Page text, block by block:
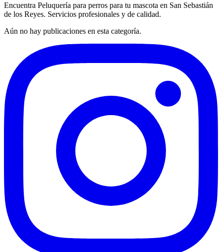
Encuentra Peluquería para perros para tu mascota en San Sebastián
de los Reyes. Servicios profesionales y de calidad.
Aún no hay publicaciones en esta categoría.